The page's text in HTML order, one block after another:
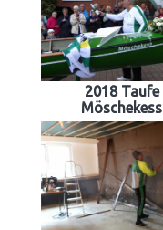
2018 Taufe
Möschekess